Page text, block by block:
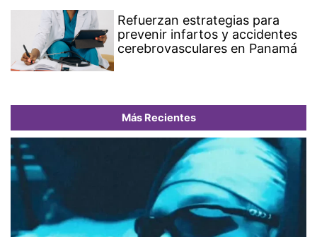
Refuerzan estrategias para
prevenir infartos y accidentes
cerebrovasculares en Panamá
Más Recientes